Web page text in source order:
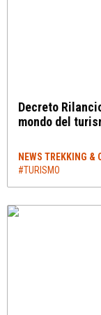
Decreto
mondo del
NEWS TREKKING &
#TURISMO